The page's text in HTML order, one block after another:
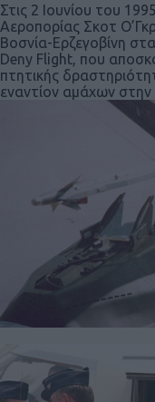
Στις 2 Ιουνίου του
Αεροπορίας Σκοτ
Βοσνία-Ερζεγοβίνη
Deny Flight, που
πτητικής
εναντίον αμάχων στην